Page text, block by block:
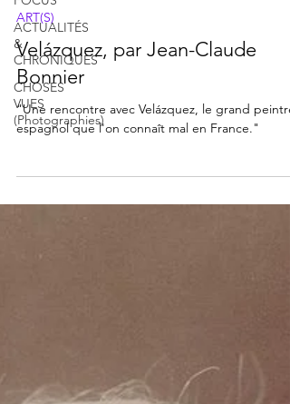
ACTUALITÉS
&
CHRONIQUES
CHOSES
VUES
(Photographies)
ART(S)
Velázquez, par Jean-Claude
Bonnier
"Une rencontre avec Velázquez, le grand peintre
espagnol que l'on connaît mal en France."